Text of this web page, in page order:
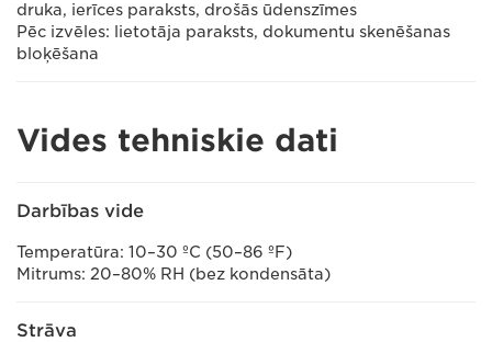
druka, ierīces paraksts, drošās ūdenszīmes
Pēc izvēles: lietotāja paraksts, dokumentu skenēšanas
bloķēšana
Vides tehniskie dati
Darbības vide
Temperatūra: 10–30 ºC (50–86 ºF)
Mitrums: 20–80% RH (bez kondensāta)
Strāva